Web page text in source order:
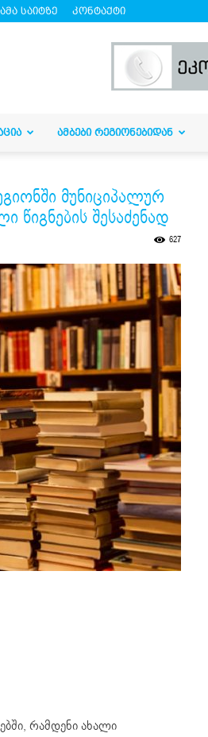
საიტზე კონტაქტი
ᲐᲛᲑᲔᲑᲘ ᲠᲔᲒᲘᲝᲜᲔᲑᲘᲓᲐᲜ
მუნიციპალურ
შესაძენად
627
რამდენი ახალი